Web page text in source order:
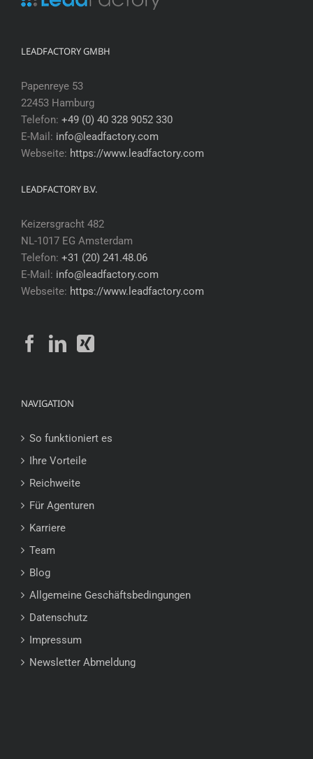
LEADFACTORY GMBH
Papenreye 53
22453 Hamburg
Telefon: +49 (0) 40 328 9052 330
E-Mail: info@leadfactory.com
Webseite: https://www.leadfactory.com
LEADFACTORY B.V.
Keizersgracht 482
NL-1017 EG Amsterdam
Telefon: +31 (20) 241.48.06
E-Mail: info@leadfactory.com
Webseite: https://www.leadfactory.com
NAVIGATION
So funktioniert es
Ihre Vorteile
Reichweite
Für Agenturen
Karriere
Team
Blog
Allgemeine Geschäftsbedingungen
Datenschutz
Impressum
Newsletter Abmeldung